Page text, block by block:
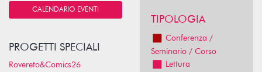
CALENDARIO EVENTI
PROGETTI SPECIALI
Rovereto&Comics26
TIPOLOGIA
Conferenza /
Seminario / Corso
Lettura